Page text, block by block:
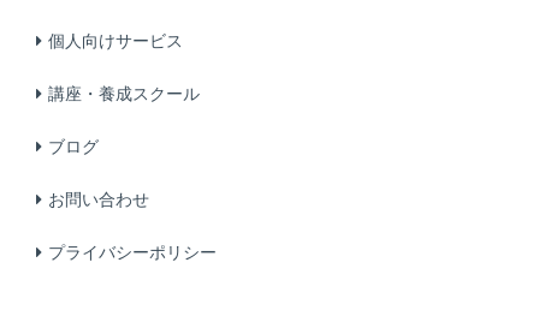
個人向けサービス
講座・養成スクール
ブログ
お問い合わせ
プライバシーポリシー